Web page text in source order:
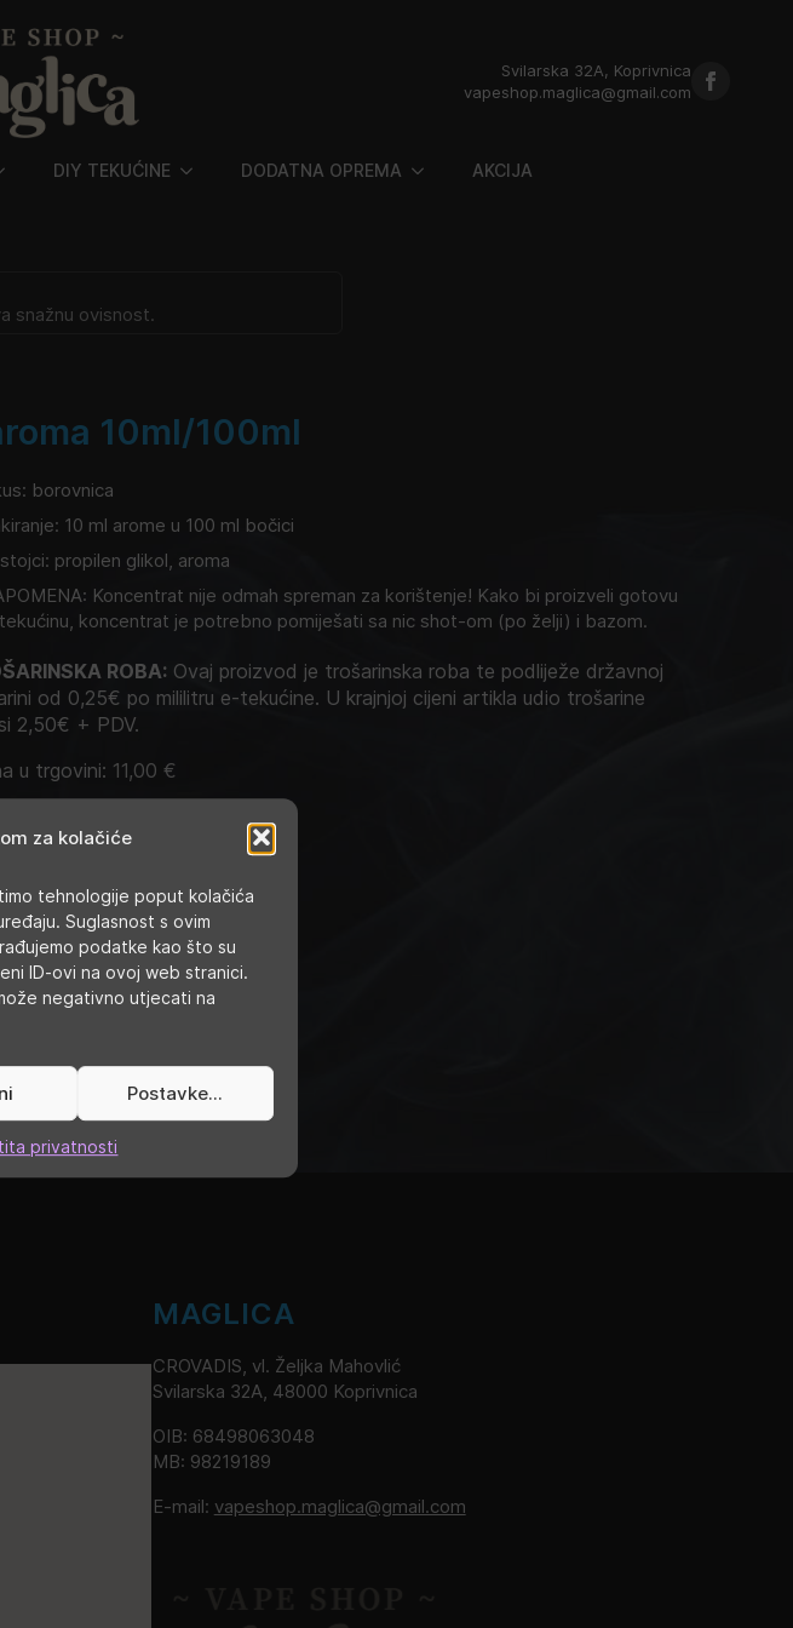
za kolačiće
tehnologije poput kolačića
Suglasnost s ovim
podatke kao što su
ID-ovi na ovoj web stranici.
negativno utjecati na
Postavke...
privatnosti
Svilarska 32A, Koprivnica
vapeshop.maglica@gmail.com
DIY TEKUĆINE DODATNA OPREMA AKCIJA
snažnu ovisnost.
10ml/100ml
borovnica
10 ml arome u 100 ml bočici
propilen glikol, aroma
Koncentrat nije odmah spreman za korištenje! Kako bi proizveli gotovu
koncentrat je potrebno pomiješati sa nic shot-om (po želji) i bazom.
ROBA: Ovaj proizvod je trošarinska roba te podliježe državnoj
od 0,25€ po mililitru e-tekućine. U krajnjoj cijeni artikla udio trošarine
2,50€ + PDV.
u trgovini: 11,00 €
Arome,DIY tekućine Istaknuto
MAGLICA
CROVADIS, vl. Željka Mahovlić
Svilarska 32A, 48000 Koprivnica
OIB: 68498063048
MB: 98219189
E-mail: vapeshop.maglica@gmail.com